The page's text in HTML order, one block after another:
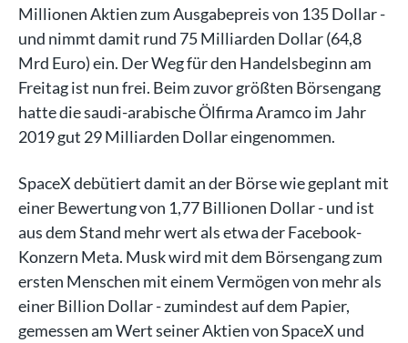
Millionen Aktien zum Ausgabepreis von 135 Dollar -
und nimmt damit rund 75 Milliarden Dollar (64,8
Mrd Euro) ein. Der Weg für den Handelsbeginn am
Freitag ist nun frei. Beim zuvor größten Börsengang
hatte die saudi-arabische Ölfirma Aramco im Jahr
2019 gut 29 Milliarden Dollar eingenommen.
SpaceX debütiert damit an der Börse wie geplant mit
einer Bewertung von 1,77 Billionen Dollar - und ist
aus dem Stand mehr wert als etwa der Facebook-
Konzern Meta. Musk wird mit dem Börsengang zum
ersten Menschen mit einem Vermögen von mehr als
einer Billion Dollar - zumindest auf dem Papier,
gemessen am Wert seiner Aktien von SpaceX und